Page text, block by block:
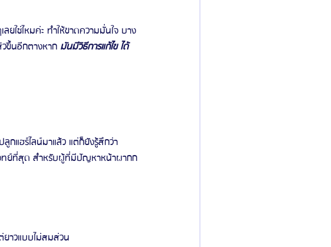
ใช่ไหมค่ะ ทำให้ขาดความมั่นใจ บาง
ขึ้นอีกตางหาก มันมีวิธีการแก้ไข ได้
กแฮร์ไลน์มาแล้ว แต่ก็ยังรู้สึกว่า
จทย์ที่สุด สำหรับผู้ที่มีปัญหาหน้าผากก
ยาวแบบไม่สมส่วน